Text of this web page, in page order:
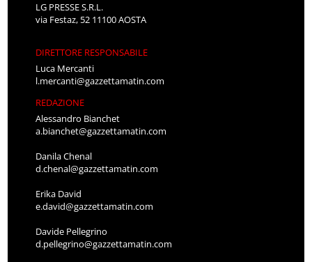
LG PRESSE S.R.L.
via Festaz, 52 11100 AOSTA
DIRETTORE RESPONSABILE
Luca Mercanti
l.mercanti@gazzettamatin.com
REDAZIONE
Alessandro Bianchet
a.bianchet@gazzettamatin.com
Danila Chenal
d.chenal@gazzettamatin.com
Erika David
e.david@gazzettamatin.com
Davide Pellegrino
d.pellegrino@gazzettamatin.com